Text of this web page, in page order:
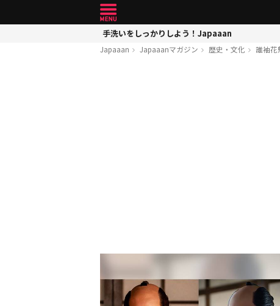
手洗いをしっかりしよう！Japaaan
Japaaan Japaaanマガジン 歴史・文化 誰袖花